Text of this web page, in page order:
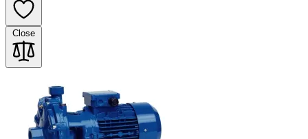
Close